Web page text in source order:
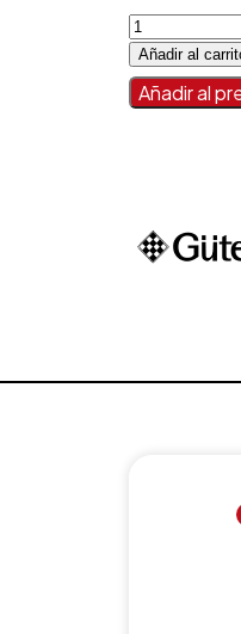
ADORNOS
VARIOS
cantidad
Añadir al
Añadir al